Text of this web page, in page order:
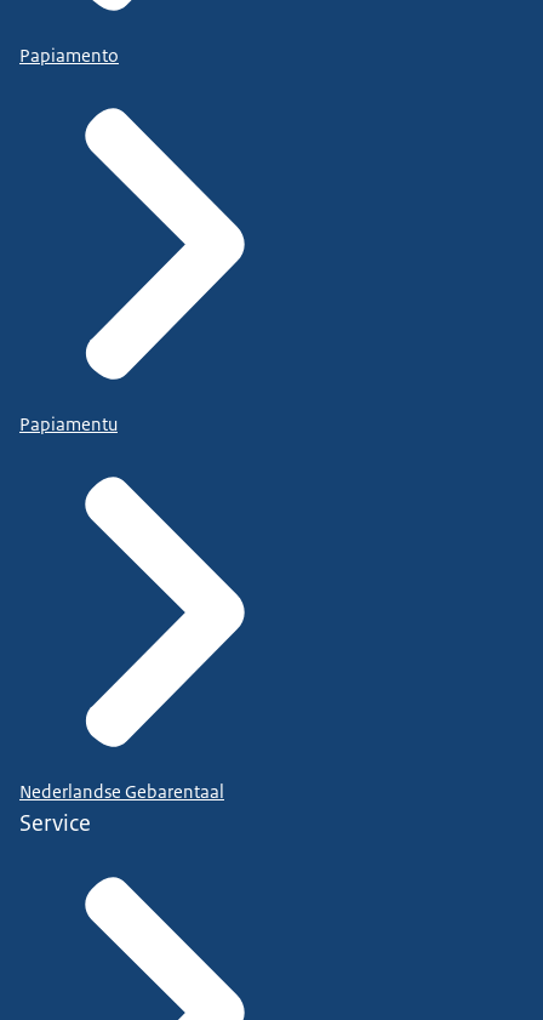
Papiamento
Papiamentu
Nederlandse Gebarentaal
Service